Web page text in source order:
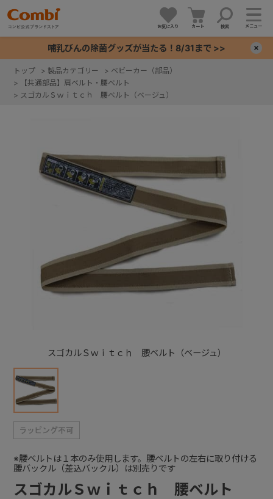
お気に入り カート 検索 メニュー
哺乳びんの除菌グッズが当たる！8/31まで >>
トップ > 製品カテゴリー > ベビーカー（部品）
>
【共通部品】肩ベルト・腰ベルト
> スゴカルＳｗｉｔｃｈ 腰ベルト（ベージュ）
スゴカルＳｗｉｔｃｈ 腰ベルト（ベージュ）
スゴカルＳｗｉｔｃｈ 腰ベルト
※腰ベルトは１本のみ使用します。腰ベルトの左右に取り付ける
腰バックル（差込バックル）は別売りです